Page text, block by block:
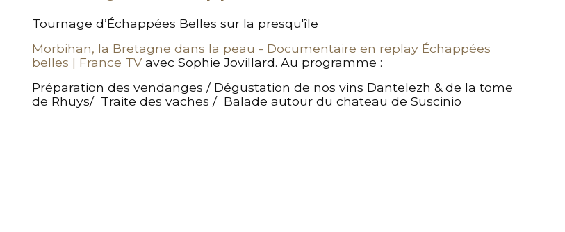
Tournage d’Échappées Belles sur la presqu'île
Morbihan, la Bretagne dans la peau - Documentaire en replay Échappées
belles | France TVavec Sophie Jovillard. Au programme :
Préparation des vendanges / Dégustation de nos vins Dantelezh & de la tome
de Rhuys/ Traite des vaches / Balade autour du chateau de Suscinio